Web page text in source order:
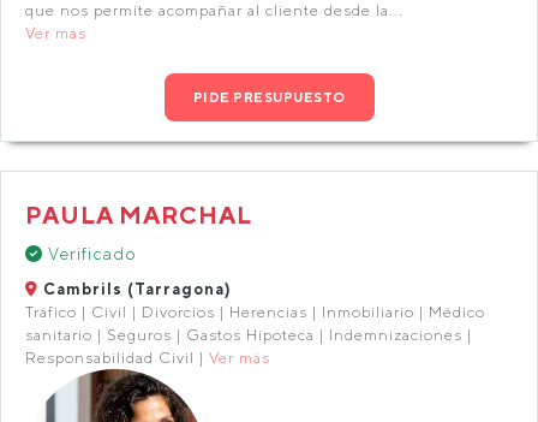
que nos permite acompañar al cliente desde la...
Ver más
PIDE PRESUPUESTO
PAULA MARCHAL
Verificado
Cambrils (Tarragona)
Tráfico | Civil | Divorcios | Herencias | Inmobiliario | Médico
sanitario | Seguros | Gastos Hipoteca | Indemnizaciones |
Responsabilidad Civil | Ver más